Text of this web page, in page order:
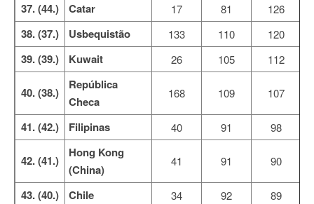
37. (44.) Catar 17 81 126
38. (37.) Usbequistão 133 110 120
39. (39.) Kuwait 26 105 112
40. (38.)
República
Checa
168 109 107
41. (42.) Filipinas 40 91 98
42. (41.)
Hong Kong
(China)
41 91 90
43. (40.) Chile 34 92 89